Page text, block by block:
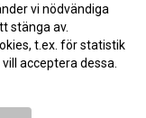
vi nödvändiga
stänga av.
t.ex. för statistik
acceptera dessa.